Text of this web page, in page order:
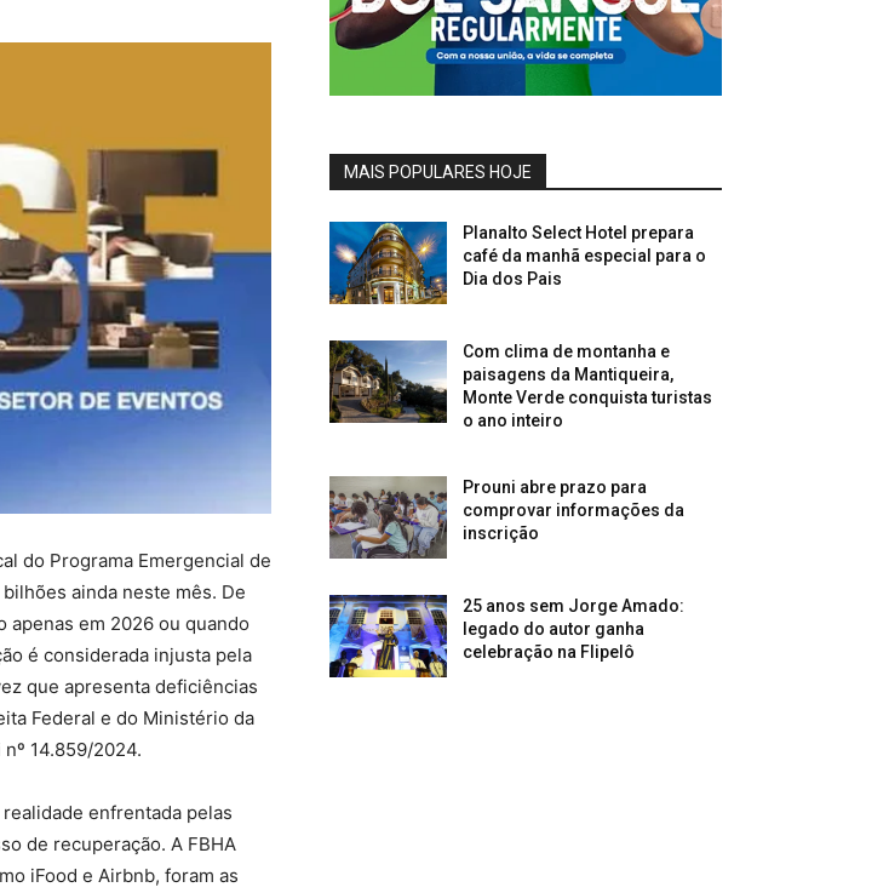
do Programa Emergencial de
ainda neste mês. De
apenas em 2026 ou quando
é considerada injusta pela
que apresenta deficiências
Federal e do Ministério da
14.859/2024.
enfrentada pelas
de recuperação. A FBHA
iFood e Airbnb, foram as
MAIS POPULARES HOJE
Planalto Select Hotel prepara
café da manhã especial para o
Dia dos Pais
Com clima de montanha e
paisagens da Mantiqueira,
Monte Verde conquista turistas
o ano inteiro
Prouni abre prazo para
comprovar informações da
inscrição
25 anos sem Jorge Amado:
legado do autor ganha
celebração na Flipelô